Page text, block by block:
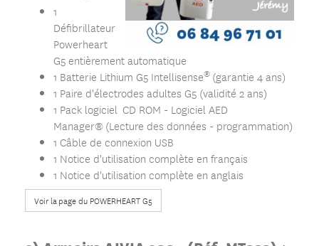
1
Défibrillateur
Powerheart
G5 entièrement automatique
1 Batterie Lithium G5 Intellisense® (garantie 4 ans)
1 Paire d'électrodes adultes G5 (validité 2 ans)
1 Pack logiciel CD ROM - Logiciel AED
Manager® (Lecture des données - programmation)
1 Câble de connexion USB
1 Notice d'utilisation complète en français
1 Notice d'utilisation complète en anglais
Voir la page du POWERHEART G5